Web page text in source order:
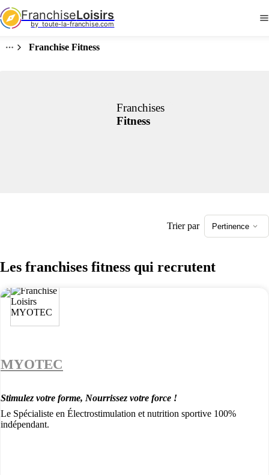
FranchiseLoisirs
by  toute-la-franchise.com
Franchise Fitness
Franchises
Fitness
Trier par Pertinence
Les franchises fitness qui recrutent
MYOTEC
Stimulez votre forme, Nourrissez votre force !
Le Spécialiste en Électrostimulation et nutrition sportive 100%
indépendant.